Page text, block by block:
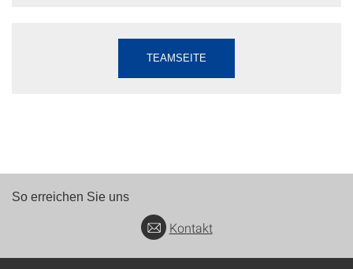
TEAMSEITE
So erreichen Sie uns
Kontakt